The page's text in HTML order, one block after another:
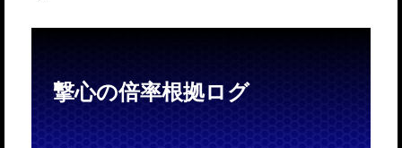
撃心の倍率根拠ログ